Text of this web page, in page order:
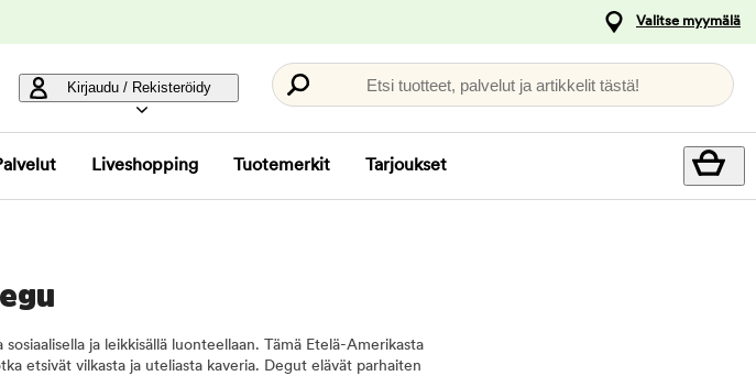
Valitse myymälä
Kirjaudu / Rekisteröidy Etsi tuotteet, palvelut ja artikkelit tästä!
Liveshopping Tuotemerkit Tarjoukset
ja leikkisällä luonteellaan. Tämä Etelä-Amerikasta
etsivät vilkasta ja uteliasta kaveria. Degut elävät parhaiten